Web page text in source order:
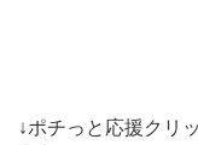
↓ポチっと応援クリ